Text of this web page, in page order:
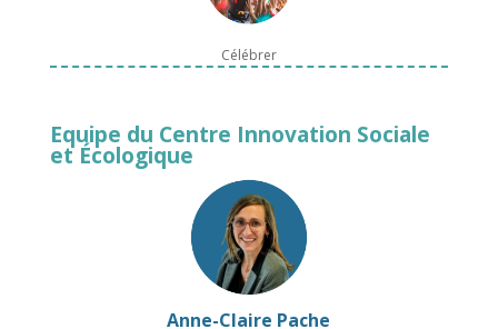
Célébrer
Equipe du Centre Innovation Sociale
et Écologique
Anne-Claire Pache